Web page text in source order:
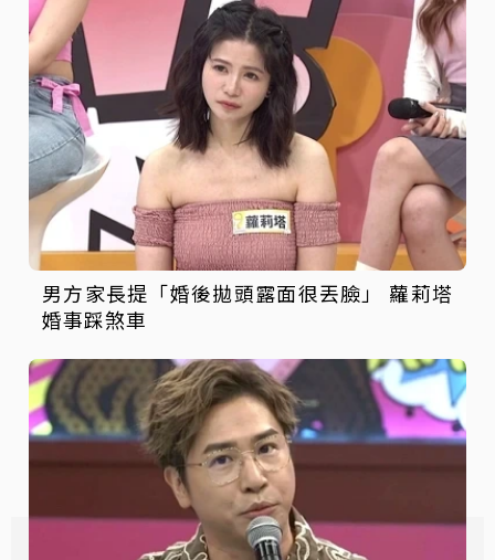
男方家長提「婚後拋頭露面很丟臉」 蘿莉塔
婚事踩煞車